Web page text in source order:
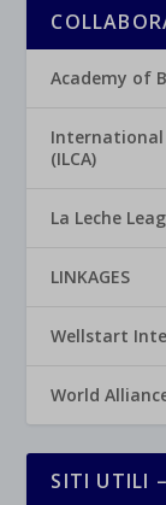
Academy of
(ILCA)
La Leche
LINKAGES
Wellstart
World
SITI UTILI